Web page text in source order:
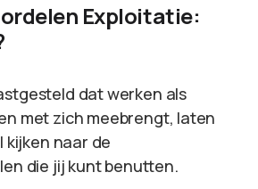
Exploitatie:
dat werken als
met zich meebrengt, laten
kijken naar de
die jij kunt benutten.